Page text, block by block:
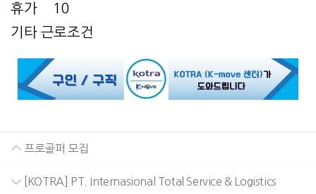
휴가 10
기타 근로조건
프로골퍼 모집
[KOTRA] PT. Internasional Total Service & Logistics